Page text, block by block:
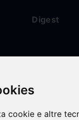
cookie e altre
Digest
calendar_today 03/06/2026